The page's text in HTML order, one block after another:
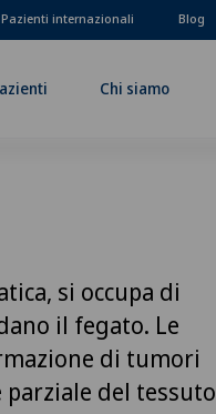
Pazienti internazionali Blog
Chi siamo
si occupa di
il fegato. Le
di tumori
del tessuto